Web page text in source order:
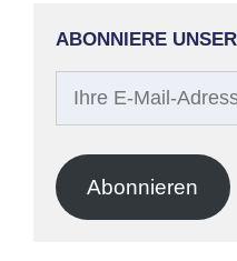
ABONNIERE
Adresse
Abonnieren